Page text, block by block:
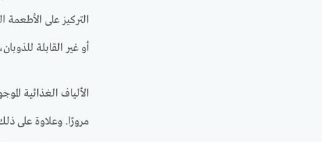
التركيز على
أو غير القابلة
الألياف الغذائية
مرورًا. وعلاوة على